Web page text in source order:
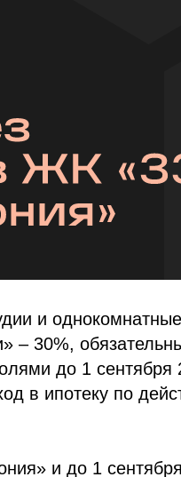
и
– 30%,
до 1 сентября
в ипотеку по
и до 1